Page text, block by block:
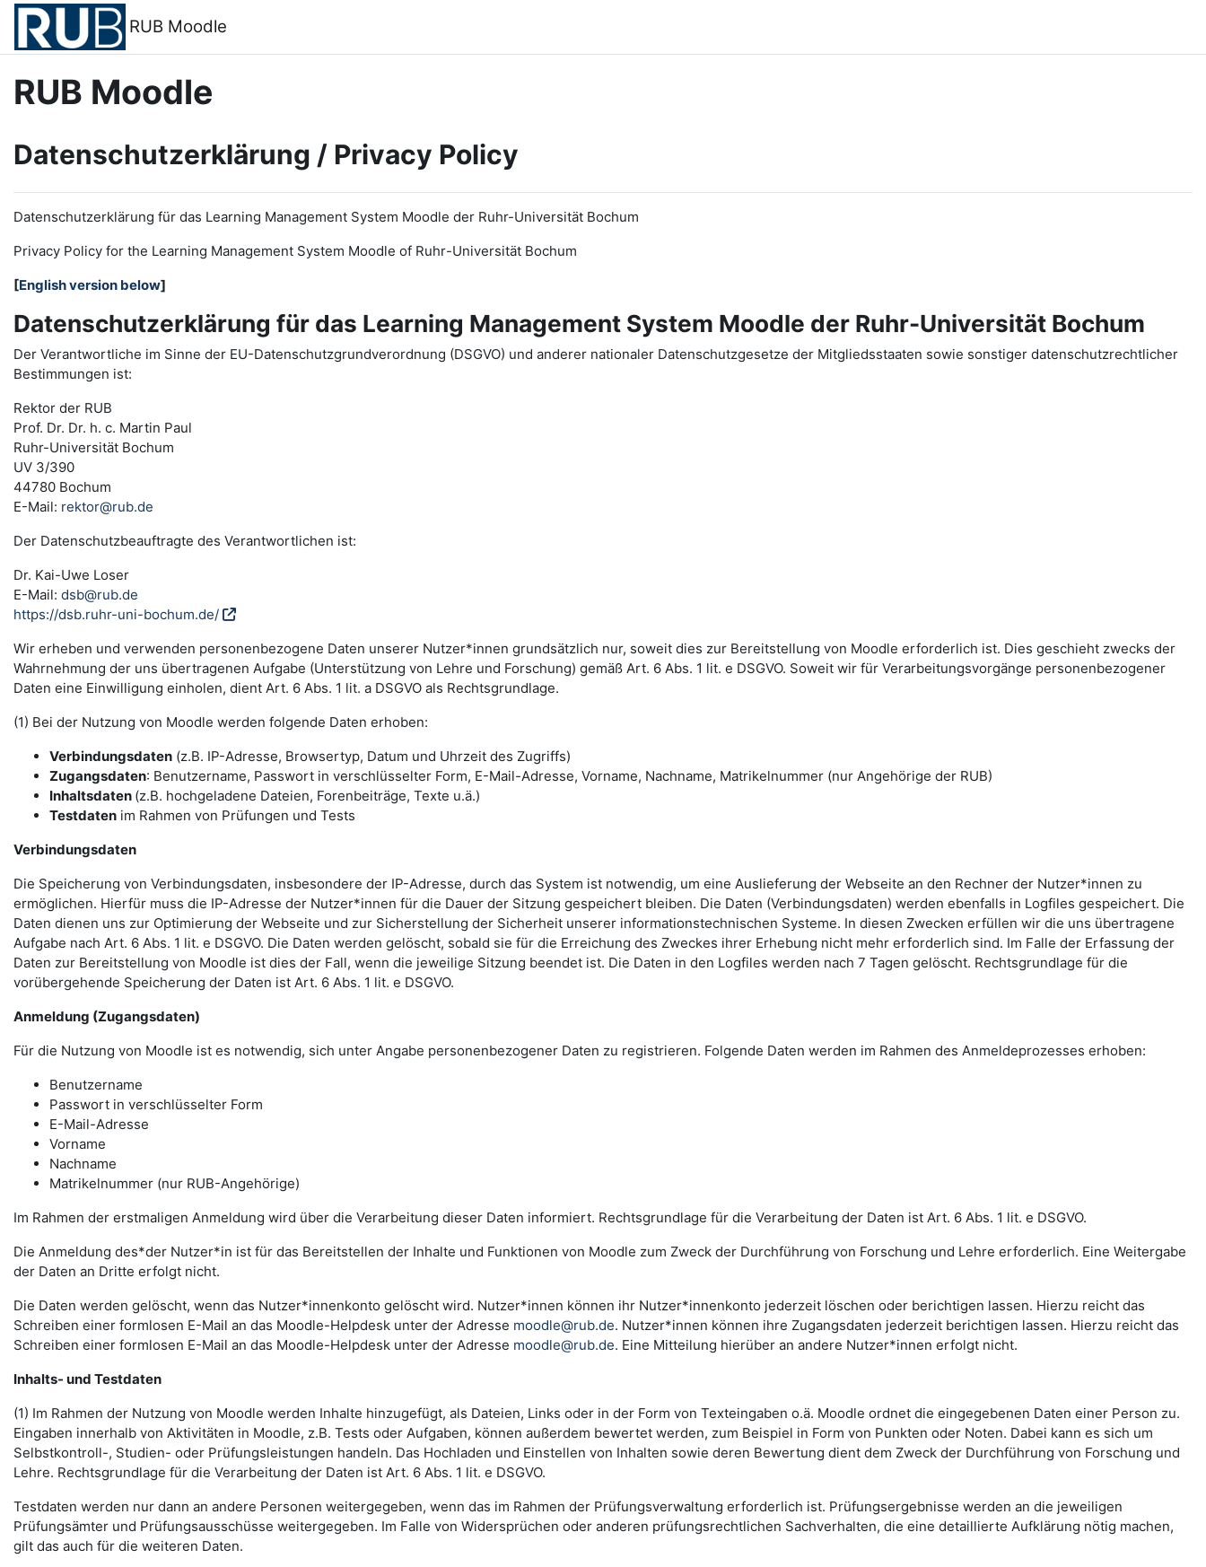
Zum Hauptinhalt
RUB Moodle
RUB Moodle
Datenschutzerklärung / Privacy Policy
Datenschutzerklärung für das Learning Management System Moodle der Ruhr-Universität Bochum
Privacy Policy for the Learning Management System Moodle of Ruhr-Universität Bochum
[English version below]
Datenschutzerklärung für das Learning Management System Moodle der Ruhr-Universität Bochum
Der Verantwortliche im Sinne der EU-Datenschutzgrundverordnung (DSGVO) und anderer nationaler Datenschutzgesetze der Mitgliedsstaaten sowie sonstiger datenschutzrechtlicher
Bestimmungen ist:
Rektor der RUB
Prof. Dr. Dr. h. c. Martin Paul
Ruhr-Universität Bochum
UV 3/390
44780 Bochum
E-Mail: rektor@rub.de
Der Datenschutzbeauftragte des Verantwortlichen ist:
Dr. Kai-Uwe Loser
E-Mail: dsb@rub.de
https://dsb.ruhr-uni-bochum.de/
Wir erheben und verwenden personenbezogene Daten unserer Nutzer*innen grundsätzlich nur, soweit dies zur Bereitstellung von Moodle erforderlich ist. Dies geschieht zwecks der
Wahrnehmung der uns übertragenen Aufgabe (Unterstützung von Lehre und Forschung) gemäß Art. 6 Abs. 1 lit. e DSGVO. Soweit wir für Verarbeitungsvorgänge personenbezogener
Daten eine Einwilligung einholen, dient Art. 6 Abs. 1 lit. a DSGVO als Rechtsgrundlage.
(1) Bei der Nutzung von Moodle werden folgende Daten erhoben:
Verbindungsdaten (z.B. IP-Adresse, Browsertyp, Datum und Uhrzeit des Zugriffs)
Zugangsdaten: Benutzername, Passwort in verschlüsselter Form, E-Mail-Adresse, Vorname, Nachname, Matrikelnummer (nur Angehörige der RUB)
Inhaltsdaten (z.B. hochgeladene Dateien, Forenbeiträge, Texte u.ä.)
Testdaten im Rahmen von Prüfungen und Tests
Verbindungsdaten
Die Speicherung von Verbindungsdaten, insbesondere der IP-Adresse, durch das System ist notwendig, um eine Auslieferung der Webseite an den Rechner der Nutzer*innen zu
ermöglichen. Hierfür muss die IP-Adresse der Nutzer*innen für die Dauer der Sitzung gespeichert bleiben. Die Daten (Verbindungsdaten) werden ebenfalls in Logfiles gespeichert. Die
Daten dienen uns zur Optimierung der Webseite und zur Sicherstellung der Sicherheit unserer informationstechnischen Systeme. In diesen Zwecken erfüllen wir die uns übertragene
Aufgabe nach Art. 6 Abs. 1 lit. e DSGVO. Die Daten werden gelöscht, sobald sie für die Erreichung des Zweckes ihrer Erhebung nicht mehr erforderlich sind. Im Falle der Erfassung der
Daten zur Bereitstellung von Moodle ist dies der Fall, wenn die jeweilige Sitzung beendet ist. Die Daten in den Logfiles werden nach 7 Tagen gelöscht. Rechtsgrundlage für die
vorübergehende Speicherung der Daten ist Art. 6 Abs. 1 lit. e DSGVO.
Anmeldung (Zugangsdaten)
Für die Nutzung von Moodle ist es notwendig, sich unter Angabe personenbezogener Daten zu registrieren. Folgende Daten werden im Rahmen des Anmeldeprozesses erhoben:
Benutzername
Passwort in verschlüsselter Form
E-Mail-Adresse
Vorname
Nachname
Matrikelnummer (nur RUB-Angehörige)
Im Rahmen der erstmaligen Anmeldung wird über die Verarbeitung dieser Daten informiert. Rechtsgrundlage für die Verarbeitung der Daten ist Art. 6 Abs. 1 lit. e DSGVO.
Die Anmeldung des*der Nutzer*in ist für das Bereitstellen der Inhalte und Funktionen von Moodle zum Zweck der Durchführung von Forschung und Lehre erforderlich. Eine Weitergabe
der Daten an Dritte erfolgt nicht.
Die Daten werden gelöscht, wenn das Nutzer*innenkonto gelöscht wird. Nutzer*innen können ihr Nutzer*innenkonto jederzeit löschen oder berichtigen lassen. Hierzu reicht das
Schreiben einer formlosen E-Mail an das Moodle-Helpdesk unter der Adresse moodle@rub.de. Nutzer*innen können ihre Zugangsdaten jederzeit berichtigen lassen. Hierzu reicht das
Schreiben einer formlosen E-Mail an das Moodle-Helpdesk unter der Adresse moodle@rub.de. Eine Mitteilung hierüber an andere Nutzer*innen erfolgt nicht.
Inhalts- und Testdaten
(1) Im Rahmen der Nutzung von Moodle werden Inhalte hinzugefügt, als Dateien, Links oder in der Form von Texteingaben o.ä. Moodle ordnet die eingegebenen Daten einer Person zu.
Eingaben innerhalb von Aktivitäten in Moodle, z.B. Tests oder Aufgaben, können außerdem bewertet werden, zum Beispiel in Form von Punkten oder Noten. Dabei kann es sich um
Selbstkontroll-, Studien- oder Prüfungsleistungen handeln. Das Hochladen und Einstellen von Inhalten sowie deren Bewertung dient dem Zweck der Durchführung von Forschung und
Lehre. Rechtsgrundlage für die Verarbeitung der Daten ist Art. 6 Abs. 1 lit. e DSGVO.
Testdaten werden nur dann an andere Personen weitergegeben, wenn das im Rahmen der Prüfungsverwaltung erforderlich ist. Prüfungsergebnisse werden an die jeweiligen
Prüfungsämter und Prüfungsausschüsse weitergegeben. Im Falle von Widersprüchen oder anderen prüfungsrechtlichen Sachverhalten, die eine detaillierte Aufklärung nötig machen,
gilt das auch für die weiteren Daten.